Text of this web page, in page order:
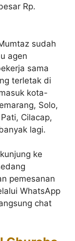
Rp.
sudah
agen
sama
terletak di
kota-
Solo,
Cilacap,
lagi.
ke
pemesanan
WhatsApp
chat